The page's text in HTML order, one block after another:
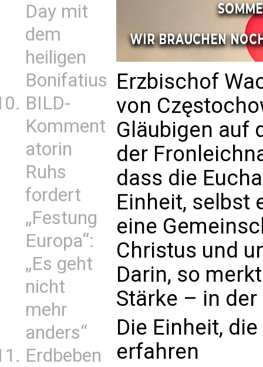
Day mit
dem
heiligen
Bonifatius
BILD-
Komment
atorin
Ruhs
fordert
„Festung
Europa“:
„Es geht
nicht
mehr
anders“
Erdbeben
Erzbischof
von
Gläubigen auf
der
dass die
Einheit, selbst
eine
Christus und
Darin, so
Stärke – in
Die Einheit,
erfahren